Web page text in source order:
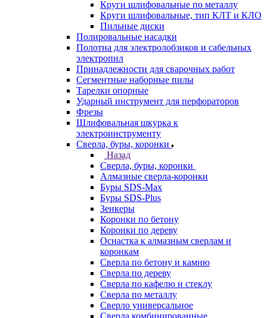
Круги шлифовальные по металлу
Круги шлифовальные, тип КЛТ и КЛО
Пильные диски
Полировальные насадки
Полотна для электролобзиков и сабельных
электропил
Принадлежности для сварочных работ
Сегментные наборные пилы
Тарелки опорные
Ударный инструмент для перфораторов
Фрезы
Шлифовальная шкурка к
электроинструменту
Сверла, буры, коронки
Назад
Сверла, буры, коронки
Алмазные сверла-коронки
Буры SDS-Max
Буры SDS-Plus
Зенкеры
Коронки по бетону
Коронки по дереву
Оснастка к алмазным сверлам и
коронкам
Сверла по бетону и камню
Сверла по дереву
Сверла по кафелю и стеклу
Сверла по металлу
Сверло универсальное
Сверла комбинированные